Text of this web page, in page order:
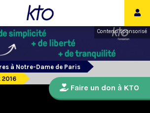
Contenu sponsorisé
à Notre-Dame de Paris
2016
Faire un don à KTO